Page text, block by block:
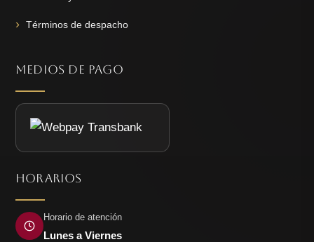
Términos de despacho
MEDIOS DE PAGO
HORARIOS
Horario de atención
Lunes a Viernes